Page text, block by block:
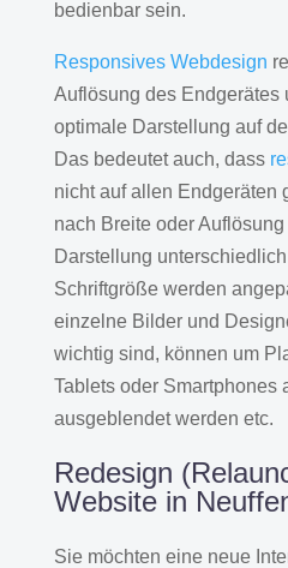
bedienbar sein.
Responsives Webdesign
Auflösung des Endgerätes
optimale Darstellung auf
Das bedeutet auch, dass
nicht auf allen Endgeräten
nach Breite oder
Darstellung
Schriftgröße werden
einzelne Bilder und
wichtig sind, können um
Tablets oder Smartphones
ausgeblendet werden etc.
Redesign
Website in
Sie möchten eine neue